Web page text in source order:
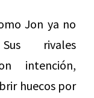
Jon ya no
rivales
intención,
huecos por